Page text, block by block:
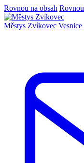
Rovnou na obsah
Městys Zvíkovec